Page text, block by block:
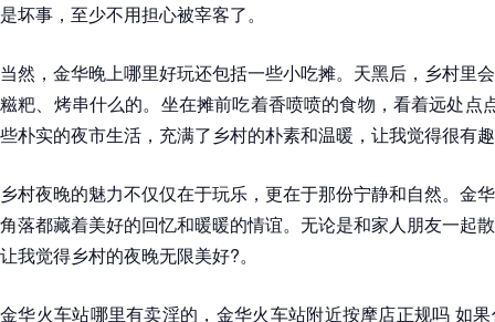
是坏事，至少不用担心被宰客了。
当然，金华晚上哪里好玩还包括一些小吃摊。天黑后，乡村里
糍粑、烤串什么的。坐在摊前吃着香喷喷的食物，看着远处点
些朴实的夜市生活，充满了乡村的朴素和温暖，让我觉得很有
乡村夜晚的魅力不仅仅在于玩乐，更在于那份宁静和自然。金
角落都藏着美好的回忆和暖暖的情谊。无论是和家人朋友一起
让我觉得乡村的夜晚无限美好?。
金华火车站哪里有卖淫的，金华火车站附近按摩店正规吗 如